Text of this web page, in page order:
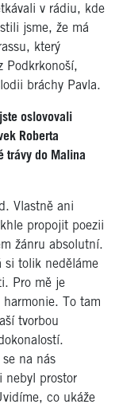
v rádiu, kde
jsme, že má
který
Podkrkonoší,
bráchy Pavla.
oslovovali
Roberta
trávy do Malina
Vlastně ani
propojit poezii
žánru absolutní.
si tolik neděláme
Pro mě je
To tam
tvorbou
na nás
nebyl prostor
co ukáže